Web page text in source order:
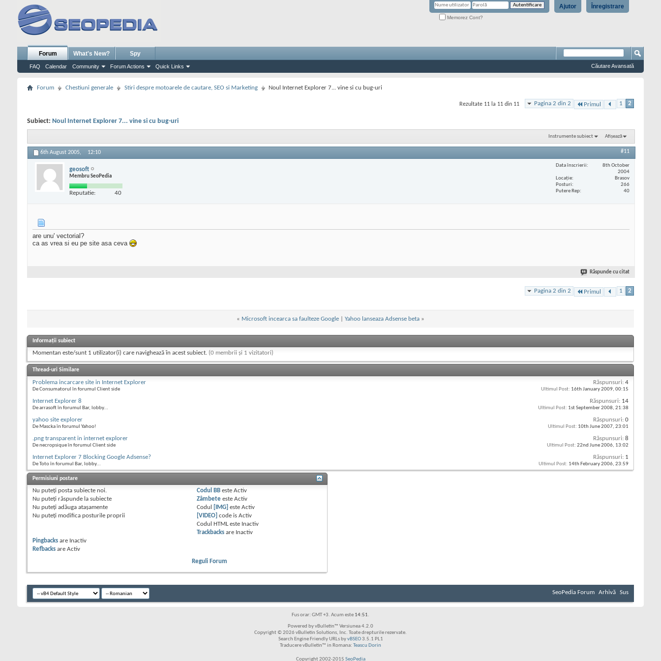
Înregistrare
Ajutor
Memorez Cont?
Forum
FAQ Calendar Community Forum Actions Quick Links
What's New? Spy
Căutare Avansată
Forum Chestiuni generale Stiri despre motoarele de cautare, SEO si Marketing Noul Internet Explorer 7... vine si cu bug-uri
Pagina 2 din 2 Primul 1 2
Rezultate 11 la 11 din 11
Subiect: Noul Internet Explorer 7... vine si cu bug-uri
Instrumente subiect Afișează
6th August 2005, 12:10 #11
geosoft
Membru SeoPedia
Reputatie: 40
Data înscrierii
8th October
2004
Locaţie
Brasov
Posturi
266
Putere Rep
40
are unu' vectorial?
ca as vrea si eu pe site asa ceva
Răspunde cu citat
Pagina 2 din 2 Primul 1 2
« Microsoft incearca sa faulteze Google Yahoo lanseaza Adsense beta »
Informații subiect
Momentan este/sunt 1 utilizator(i) care navighează în acest subiect. (0 membrii și 1 vizitatori)
Thread-uri Similare
Problema incarcare site in Internet Explorer
De Consumatorul în forumul Client side
Răspunsuri: 4
Ultimul Post: 16th January 2009, 00:15
Internet Explorer 8
De arrasoft în forumul Bar, lobby...
Răspunsuri: 14
Ultimul Post: 1st September 2008, 21:38
yahoo site explorer
De Mascka în forumul Yahoo!
Răspunsuri: 0
Ultimul Post: 10th June 2007, 23:01
.png transparent in internet explorer
De necropsique în forumul Client side
Răspunsuri: 8
Ultimul Post: 22nd June 2006, 13:02
Internet Explorer 7 Blocking Google Adsense?
De Toto în forumul Bar, lobby...
Răspunsuri: 1
Ultimul Post: 14th February 2006, 23:59
Permisiuni postare
Nu puteţi posta subiecte noi.
Nu puteţi răspunde la subiecte
Nu puteţi adăuga ataşamente
Nu puteţi modifica posturile proprii
Codul BB esteActiv
Zâmbete esteActiv
Codul
[IMG] esteActiv
[VIDEO] code isActiv
Codul HTML este Inactiv
Trackbacks are Inactiv
Pingbacks are Inactiv
Refbacks are Activ
Reguli Forum
SeoPedia Forum Arhivă Sus
Fus orar: GMT +3. Acum este 14:51.
Powered by vBulletin™ Versiunea 4.2.0
Copyright © 2026 vBulletin Solutions, Inc. Toate drepturile rezervate.
Search Engine Friendly URLs byvBSEO3.5.1 PL1
Traducere vBulletin™ in Romana: Teascu Dorin
Copyright 2002-2015 SeoPedia